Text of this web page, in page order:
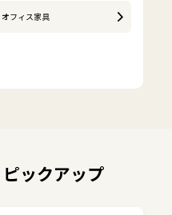
オフィス家具
ックアップ